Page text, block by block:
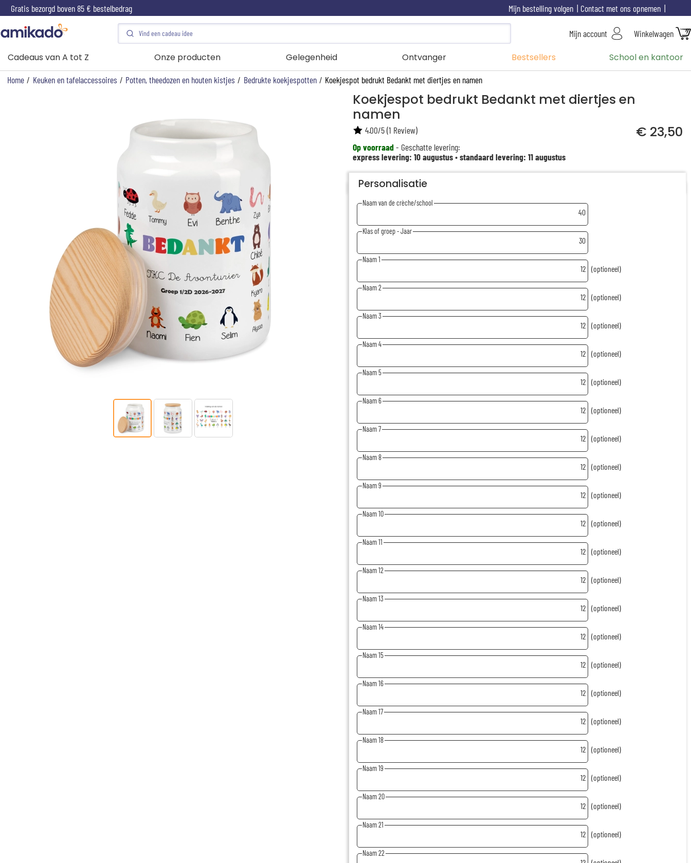
Gratis bezorgd boven 85 € bestelbedrag Contact met ons opnemen
Mijn bestelling volgen
Mijn account Winkelwagen
Cadeaus van A tot Z Onze producten Gelegenheid Ontvanger Bestsellers School en kantoor
Home / Keuken en tafelaccessoires / Potten, theedozen en houten kistjes / Bedrukte koekjespotten / Koekjespot bedrukt Bedankt met diertjes en namen
Koekjespot bedrukt Bedankt met diertjes en
namen
€ 23,50
Op voorraad- Geschatte levering:
express levering: 10 augustus•standaard levering: 11 augustus
4.00/5(1 Review)
Personalisatie
Naam van de crèche/school
40
Klas of groep - Jaar
30
Naam 1
12 (optioneel)
Naam 2
12 (optioneel)
Naam 3
12 (optioneel)
Naam 4
12 (optioneel)
Naam 5
12 (optioneel)
Naam 6
12 (optioneel)
Naam 7
12 (optioneel)
Naam 8
12 (optioneel)
Naam 9
12 (optioneel)
Naam 10
12 (optioneel)
Naam 11
12 (optioneel)
Naam 12
12 (optioneel)
Naam 13
12 (optioneel)
Naam 14
12 (optioneel)
Naam 15
12 (optioneel)
Naam 16
12 (optioneel)
Naam 17
12 (optioneel)
Naam 18
12 (optioneel)
Naam 19
12 (optioneel)
Naam 20
12 (optioneel)
Naam 21
12 (optioneel)
Naam 22